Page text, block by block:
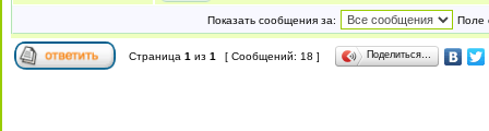
Показать сообщения за: Поле
Страница 1 из 1 [ Сообщений: 18 ] Поделиться…